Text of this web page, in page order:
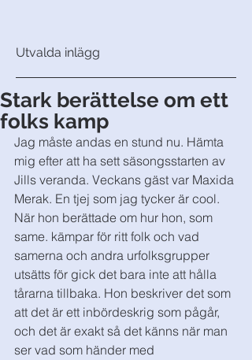
Utvalda inlägg
Stark berättelse om ett
folks kamp
Jag måste andas en stund nu. Hämta
mig efter att ha sett säsongsstarten av
Jills veranda. Veckans gäst var Maxida
Merak. En tjej som jag tycker är cool.
När hon berättade om hur hon, som
same. kämpar för ritt folk och vad
samerna och andra urfolksgrupper
utsätts för gick det bara inte att hålla
tårarna tillbaka. Hon beskriver det som
att det är ett inbördeskrig som pågår,
och det är exakt så det känns när man
ser vad som händer med